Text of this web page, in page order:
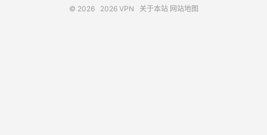
© 2026 2026 VPN 关于本站 网站地图